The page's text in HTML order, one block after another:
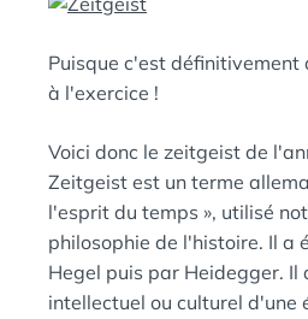
Puisque c'est définitivement
à l'exercice !
Voici donc le zeitgeist de
Zeitgeist est un terme
l'esprit du temps », utilisé
philosophie de l'histoire. Il a
Hegel puis par Heidegger. Il
intellectuel ou culturel d'une